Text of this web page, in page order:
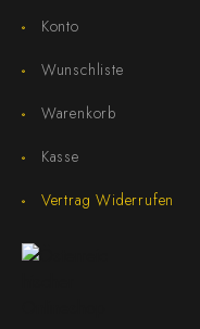
Konto
Wunschliste
Warenkorb
Kasse
Vertrag Widerrufen